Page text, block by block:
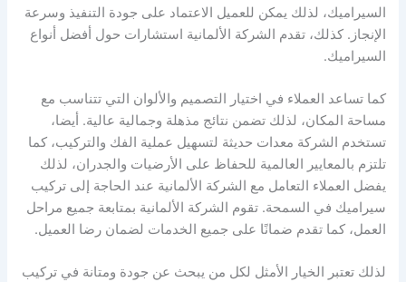
السيراميك، لذلك يمكن للعميل الاعتماد على جودة التنفيذ وسرعة
الإنجاز. كذلك، تقدم الشركة الألمانية استشارات حول أفضل أنواع
السيراميك.
كما تساعد العملاء في اختيار التصميم والألوان التي تتناسب مع
مساحة المكان، لذلك تضمن نتائج مذهلة وجمالية عالية. أيضا،
تستخدم الشركة معدات حديثة لتسهيل عملية الفك والتركيب، كما
تلتزم بالمعايير العالمية للحفاظ على الأرضيات والجدران، لذلك
يفضل العملاء التعامل مع الشركة الألمانية عند الحاجة إلى تركيب
سيراميك في السمحة. تقوم الشركة الألمانية بمتابعة جميع مراحل
العمل، كما تقدم ضمانًا على جميع الخدمات لضمان رضا العميل.
لذلك تعتبر الخيار الأمثل لكل من يبحث عن جودة ومتانة في تركيب